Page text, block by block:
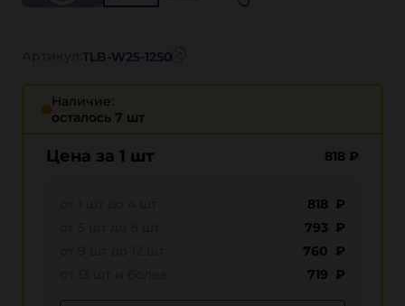
Наличие:
осталось 7 шт
Цена за 1 шт 818 ₽
818 ₽
793 ₽
760 ₽
719 ₽
TLB-W25-1250